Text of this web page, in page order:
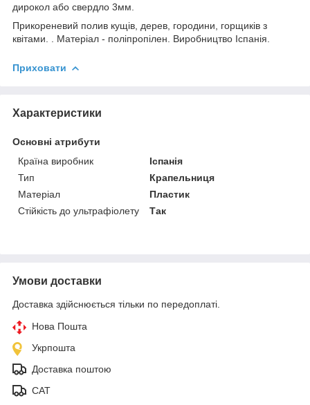
дирокол або свердло 3мм.
Прикореневий полив кущів, дерев, городини, горщиків з
квітами. . Матеріал - поліпропілен. Виробництво Іспанія.
Приховати
Характеристики
Основні атрибути
Країна виробник
Іспанія
Тип
Крапельниця
Матеріал
Пластик
Стійкість до ультрафіолету
Так
Умови доставки
Доставка здійснюється тільки по передоплаті.
Нова Пошта
Укрпошта
Доставка поштою
САТ